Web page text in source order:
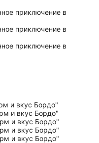
в компании с Лейсян.
Город открылся с
навсегда
это было